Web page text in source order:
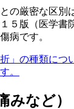
の厳密な区別
５版（医学書
病です。
」の種類につ
。
みなど）